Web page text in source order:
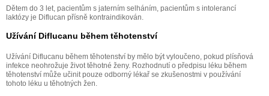
Dětem do 3 let, pacientům s jaterním selháním, pacientům s intolerancí
laktózy je Diflucan přísně kontraindikován.
Užívání Diflucanu během těhotenství
Užívání Diflucanu během těhotenství by mělo být vyloučeno, pokud plísňová
infekce neohrožuje život těhotné ženy. Rozhodnutí o předpisu léku během
těhotenství může učinit pouze odborný lékař se zkušenostmi v používání
tohoto léku u těhotných žen.